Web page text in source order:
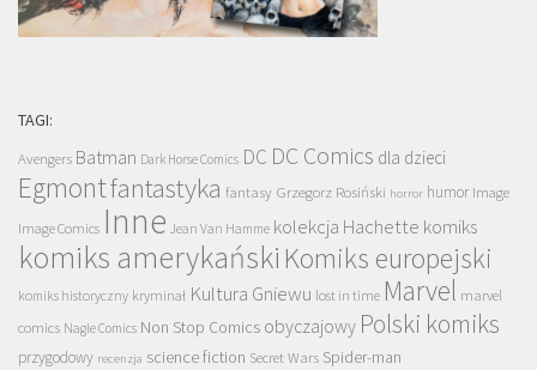
TAGI:
Avengers Batman Dark Horse Comics DC DC Comics dla dzieci
Egmontfantastyka fantasy Grzegorz Rosiński horror humor Image
Image Comics Inne Jean Van Hamme kolekcja Hachette komiks
komiks amerykański Komiks europejski
komiks historyczny kryminał Kultura Gniewu lost in time Marvel marvel
comics Nagle Comics Non Stop Comics obyczajowy Polski komiks
przygodowy recenzja science fiction Secret Wars Spider-man